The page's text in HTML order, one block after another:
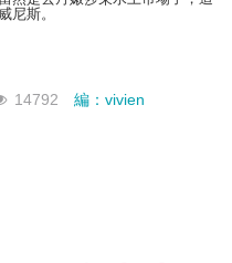
尼斯。
14792 編：vivien